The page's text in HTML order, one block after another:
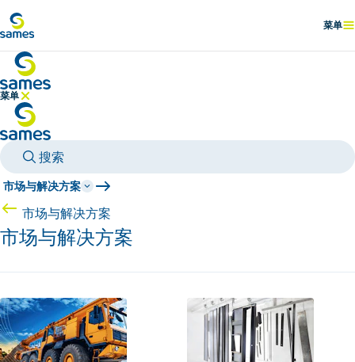
显示
菜单
菜单
隐藏菜单
搜索
市场与解决方案
市场与解决方案
市场与解决方案